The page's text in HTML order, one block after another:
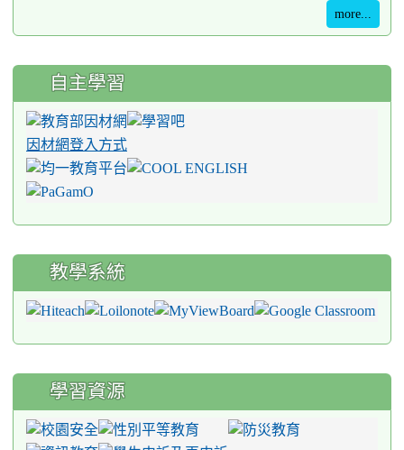
more...
自主學習
因材網登入方式
教學系統
學習資源